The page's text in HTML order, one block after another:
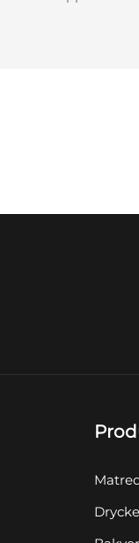
de förblir svala vid